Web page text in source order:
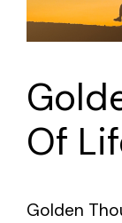
Of
Golden